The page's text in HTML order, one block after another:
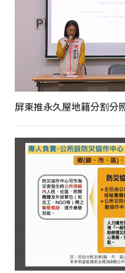
屏東推永久屋地籍分割分